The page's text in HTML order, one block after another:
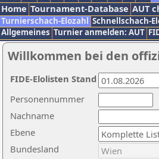
Home Tournament-Database AUT
Turnierschach-Elozahl Schnellschach-
Allgemeines Turnier anmelden: AUT
Willkommen bei den
Nachname
Ebene
Personennummer
Bundesland
FIDE-Elolisten Stand